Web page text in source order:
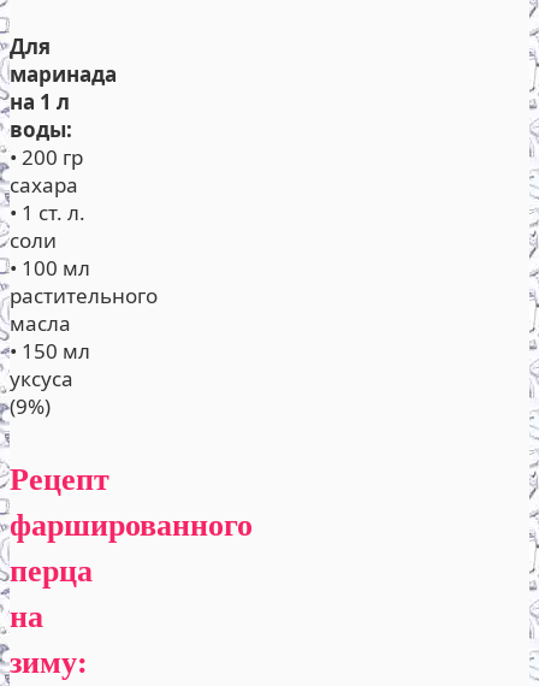
Для
маринада
на 1 л
воды:
• 200 гр
сахара
• 1 ст. л.
соли
• 100 мл
растительного
масла
• 150 мл
уксуса
(9%)
Рецепт
фаршированного
перца
на
зиму: